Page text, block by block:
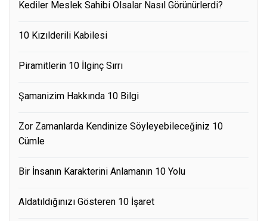
Kediler Meslek Sahibi Olsalar Nasıl Görünürlerdi?
10 Kızılderili Kabilesi
Piramitlerin 10 İlginç Sırrı
Şamanizim Hakkında 10 Bilgi
Zor Zamanlarda Kendinize Söyleyebileceğiniz 10
Cümle
Bir İnsanın Karakterini Anlamanın 10 Yolu
Aldatıldığınızı Gösteren 10 İşaret